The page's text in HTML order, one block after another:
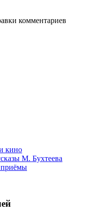
комментариев
кино
М. Бухтеева
приёмы